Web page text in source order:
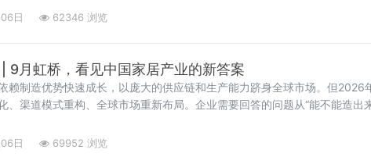
日 62346 浏览
9月虹桥，看见中国家居产业的新答案
赖制造优势快速成长，以庞大的供应链和生产能力跻身全球市场。但2026
、渠道模式重构、全球市场重新布局。企业需要回答的问题从“能不能造出
日 69952 浏览